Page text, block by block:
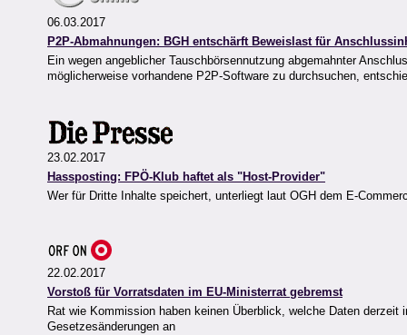
06.03.2017
P2P-Abmahnungen: BGH entschärft Beweislast für
Ein wegen angeblicher Tauschbörsennutzung abgemahnter
möglicherweise vorhandene P2P-Software zu durchsuchen,
23.02.2017
Hassposting: FPÖ-Klub haftet als "Host-Provider"
Wer für Dritte Inhalte speichert, unterliegt laut OGH dem E-
22.02.2017
Vorstoß für Vorratsdaten im EU-Ministerrat gebremst
Rat wie Kommission haben keinen Überblick, welche Daten
Gesetzesänderungen an